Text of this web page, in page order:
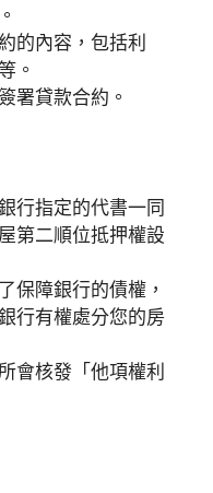
的內容，包括利
。
署貸款合約。
行指定的代書一同
第二順位抵押權設
保障銀行的債權，
行有權處分您的房
會核發「他項權利